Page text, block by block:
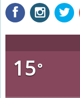
15°